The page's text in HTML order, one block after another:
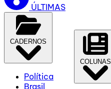
ÚLTIMAS
CADERNOS
Política
Brasil
COLUNAS